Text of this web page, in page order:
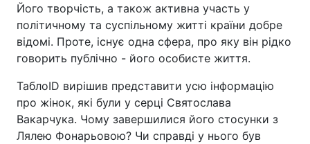
Його творчість, а також активна участь у
політичному та суспільному житті країни добре
відомі. Проте, існує одна сфера, про яку він рідко
говорить публічно - його особисте життя.
ТаблоID вирішив представити усю інформацію
про жінок, які були у серці Святослава
Вакарчука. Чому завершилися його стосунки з
Лялею Фонарьовою? Чи справді у нього був